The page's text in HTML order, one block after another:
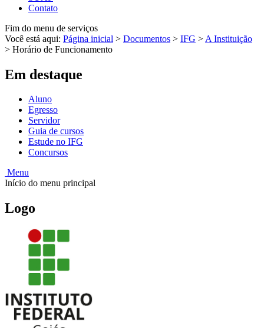
Contato
Fim do menu de serviços
Você está aqui: Página inicial > Documentos > IFG > A Instituição
> Horário de Funcionamento
Em destaque
Aluno
Egresso
Servidor
Guia de cursos
Estude no IFG
Concursos
Menu
Início do menu principal
Logo